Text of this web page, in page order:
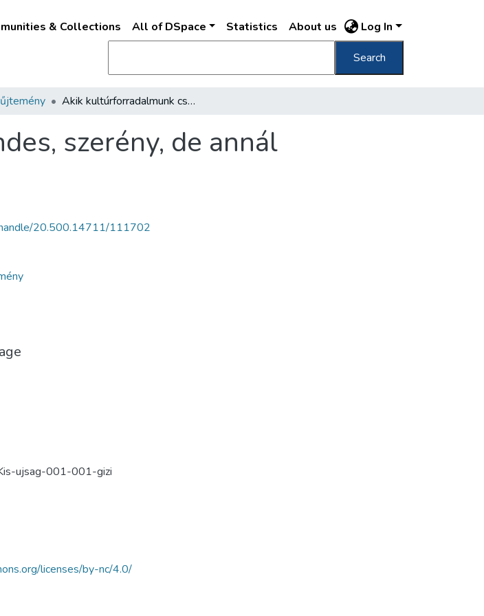
& Collections All of DSpace Statistics About us Log In
Search
Akik kultúrforradalmunk csendes, szerény, de annál fontosabb munkáját végzik
szerény, de annál
20.500.14711/111702
ujsag-001-001-gizi
licenses/by-nc/4.0/